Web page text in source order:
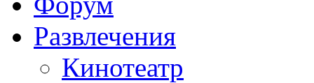
Развлечения
Кинотеатр